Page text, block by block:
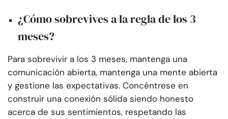
¿Cómo sobrevives a la regla de los 3
meses?
Para sobrevivir a los 3 meses, mantenga una
comunicación abierta, mantenga una mente abierta
y gestione las expectativas. Concéntrese en
construir una conexión sólida siendo honesto
acerca de sus sentimientos, respetando las